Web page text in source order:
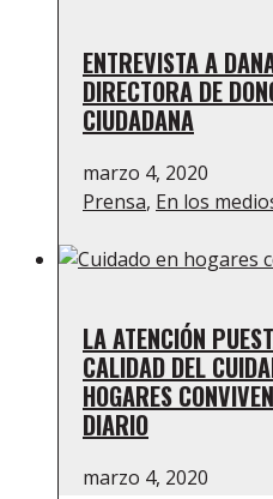
ENTREVISTA A
DIRECTORA DE
CIUDADANA
marzo 4, 2020
Prensa, En los
LA ATENCIÓN
CALIDAD DEL
HOGARES
DIARIO
marzo 4, 2020